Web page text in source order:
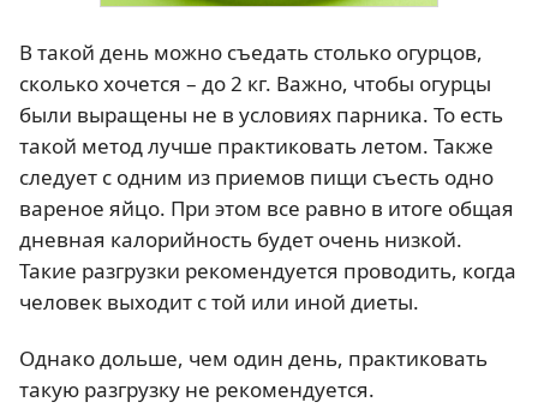
В такой день можно съедать столько огурцов,
сколько хочется – до 2 кг. Важно, чтобы огурцы
были выращены не в условиях парника. То есть
такой метод лучше практиковать летом. Также
следует с одним из приемов пищи съесть одно
вареное яйцо. При этом все равно в итоге общая
дневная калорийность будет очень низкой.
Такие разгрузки рекомендуется проводить, когда
человек выходит с той или иной диеты.
Однако дольше, чем один день, практиковать
такую разгрузку не рекомендуется.